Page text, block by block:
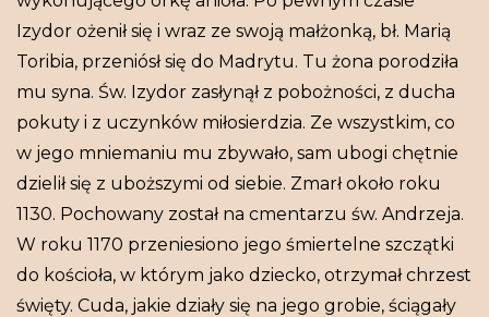
Izydor ożenił się i wraz ze swoją małżonką, bł. Marią
Toribia, przeniósł się do Madrytu. Tu żona porodziła
mu syna. Św. Izydor zasłynął z pobożności, z ducha
pokuty i z uczynków miłosierdzia. Ze wszystkim, co
w jego mniemaniu mu zbywało, sam ubogi chętnie
dzielił się z uboższymi od siebie. Zmarł około roku
1130. Pochowany został na cmentarzu św. Andrzeja.
W roku 1170 przeniesiono jego śmiertelne szczątki
do kościoła, w którym jako dziecko, otrzymał chrzest
święty. Cuda, jakie działy się na jego grobie, ściągały